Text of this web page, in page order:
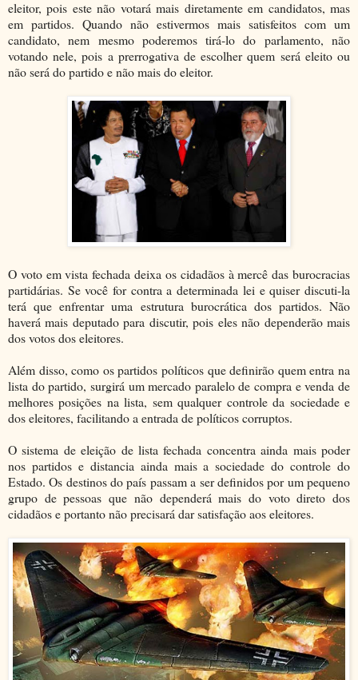
eleitor, pois este não votará mais diretamente em candidatos, mas
em partidos. Quando não estivermos mais satisfeitos com um
candidato, nem mesmo poderemos tirá-lo do parlamento, não
votando nele, pois a prerrogativa de escolher quem será eleito ou
não será do partido e não mais do eleitor.
O voto em vista fechada deixa os cidadãos à mercê das burocracias
partidárias. Se você for contra a determinada lei e quiser discuti-la
terá que enfrentar uma estrutura burocrática dos partidos. Não
haverá mais deputado para discutir, pois eles não dependerão mais
dos votos dos eleitores.
Além disso, como os partidos políticos que definirão quem entra na
lista do partido, surgirá um mercado paralelo de compra e venda de
melhores posições na lista, sem qualquer controle da sociedade e
dos eleitores, facilitando a entrada de políticos corruptos.
O sistema de eleição de lista fechada concentra ainda mais poder
nos partidos e distancia ainda mais a sociedade do controle do
Estado. Os destinos do país passam a ser definidos por um pequeno
grupo de pessoas que não dependerá mais do voto direto dos
cidadãos e portanto não precisará dar satisfação aos eleitores.